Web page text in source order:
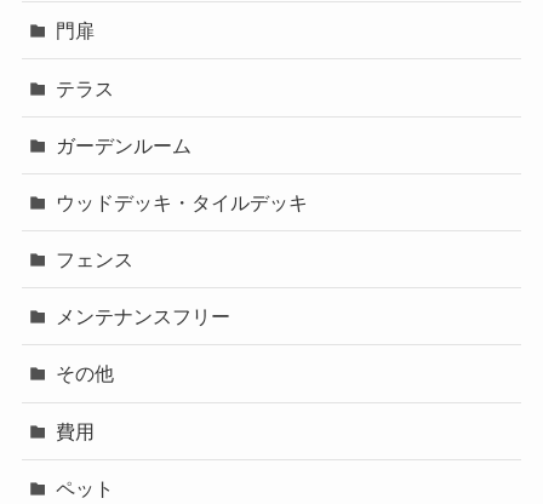
門扉
テラス
ガーデンルーム
ウッドデッキ・タイルデッキ
フェンス
メンテナンスフリー
その他
費用
ペット